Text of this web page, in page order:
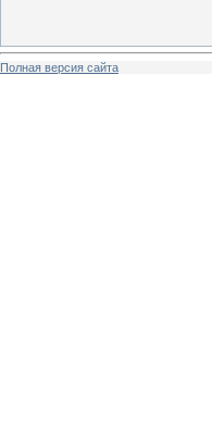
Полная версия сайта